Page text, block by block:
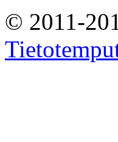
© 2011-